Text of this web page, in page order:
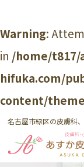
Warning:
in /home/t817/
hifuka.com/
content/
名古屋市緑区の皮膚科